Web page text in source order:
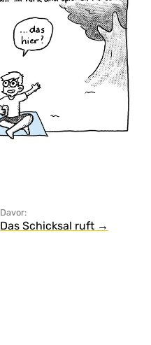
Davor:
Das Schicksal ruft →